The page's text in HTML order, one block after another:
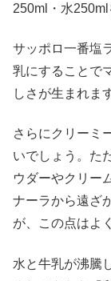
250ml・水250ml
サッポロ一番塩
乳にすることで
しさが生まれま
さらにクリーミ
いでしょう。た
ウダーやクリー
ナーラから遠ざ
が、この点はよ
水と牛乳が沸騰